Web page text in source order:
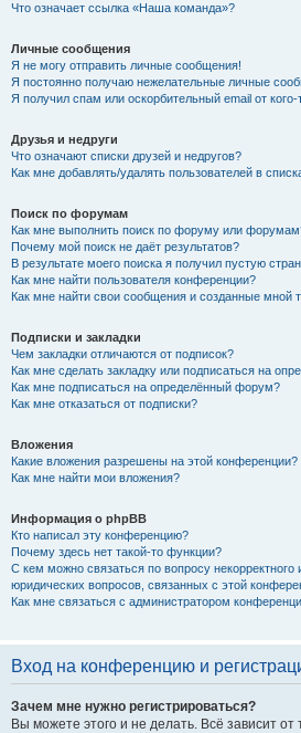
Что означает ссылка «Наша команда»?
Личные сообщения
Я не могу отправить личные сообщения!
Я постоянно получаю нежелательные личные
Я получил спам или оскорбительный email от
Друзья и недруги
Что означают списки друзей и недругов?
Как мне добавлять/удалять пользователей в
Поиск по форумам
Как мне выполнить поиск по форуму или
Почему мой поиск не даёт результатов?
В результате моего поиска я получил пустую
Как мне найти пользователя конференции?
Как мне найти свои сообщения и созданные мной
Подписки и закладки
Чем закладки отличаются от подписок?
Как мне сделать закладку или подписаться на
Как мне подписаться на определённый форум?
Как мне отказаться от подписки?
Вложения
Какие вложения разрешены на этой конференции?
Как мне найти мои вложения?
Информация о phpBB
Кто написал эту конференцию?
Почему здесь нет такой-то функции?
С кем можно связаться по вопросу некорректного
юридических вопросов, связанных с этой
Как мне связаться с администратором
Вход на конференцию и
Зачем мне нужно регистрироваться?
Вы можете этого и не делать. Всё зависит от